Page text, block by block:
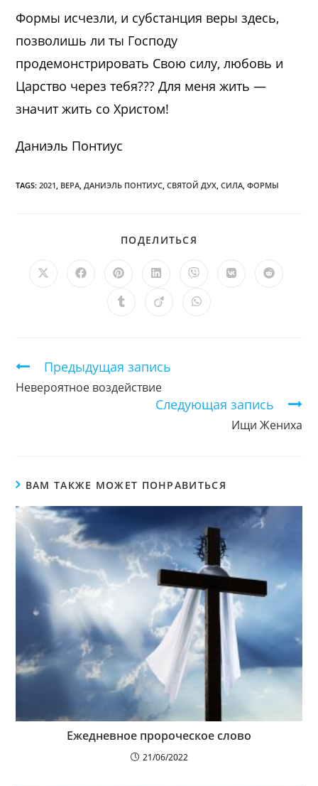
Формы исчезли, и субстанция веры здесь,
позволишь ли ты Господу
продемонстрировать Свою силу, любовь и
Царство через тебя??? Для меня жить —
значит жить со Христом!
Даниэль Понтиус
TAGS:2021, ВЕРА, ДАНИЭЛЬ ПОНТИУС, СВЯТОЙ ДУХ, СИЛА, ФОРМЫ
ПОДЕЛИТЬСЯ
Открывается
Открывается
новом
Открывается
в
новом
Открывается
в
новом
Открывается
в
новом
Открывается
Открывается
ОткрываетсяОткрывается
Продолжить
чтение
Предыдущая запись
Невероятное воздействие
Следующая запись
Ищи Жениха
ВАМ ТАКЖЕ МОЖЕТ ПОНРАВИТЬСЯ
Ежедневное пророческое слово
21/06/2022